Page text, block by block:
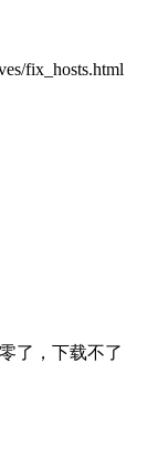
fix_hosts.html
了，下载不了